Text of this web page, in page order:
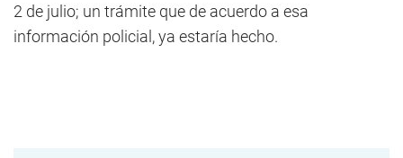
2 de julio; un trámite que de acuerdo a esa
información policial, ya estaría hecho.